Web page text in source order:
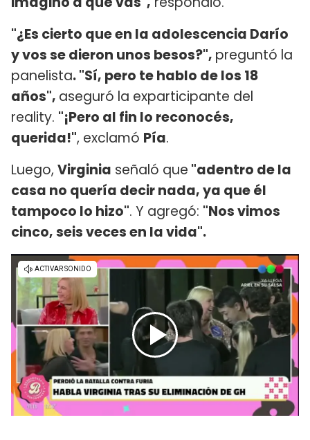
"¿Es cierto que en la adolescencia Darío
y vos se dieron unos besos?", preguntó la
panelista. "Sí, pero te hablo de los 18
años", aseguró la exparticipante del
reality. "¡Pero al fin lo reconocés,
querida!", exclamó Pía.
Luego, Virginia señaló que "adentro de la
casa no quería decir nada, ya que él
tampoco lo hizo". Y agregó: "Nos vimos
cinco, seis veces en la vida".